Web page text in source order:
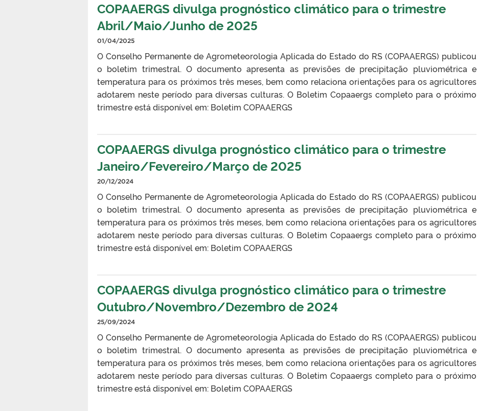
COPAAERGS divulga prognóstico climático para o trimestre
Abril/Maio/Junho de 2025
01/04/2025
O Conselho Permanente de Agrometeorologia Aplicada do Estado do RS (COPAAERGS) publicou
o boletim trimestral. O documento apresenta as previsões de precipitação pluviométrica e
temperatura para os próximos três meses, bem como relaciona orientações para os agricultores
adotarem neste período para diversas culturas. O Boletim Copaaergs completo para o próximo
trimestre está disponível em: Boletim COPAAERGS
COPAAERGS divulga prognóstico climático para o trimestre
Janeiro/Fevereiro/Março de 2025
20/12/2024
O Conselho Permanente de Agrometeorologia Aplicada do Estado do RS (COPAAERGS) publicou
o boletim trimestral. O documento apresenta as previsões de precipitação pluviométrica e
temperatura para os próximos três meses, bem como relaciona orientações para os agricultores
adotarem neste período para diversas culturas. O Boletim Copaaergs completo para o próximo
trimestre está disponível em: Boletim COPAAERGS
COPAAERGS divulga prognóstico climático para o trimestre
Outubro/Novembro/Dezembro de 2024
25/09/2024
O Conselho Permanente de Agrometeorologia Aplicada do Estado do RS (COPAAERGS) publicou
o boletim trimestral. O documento apresenta as previsões de precipitação pluviométrica e
temperatura para os próximos três meses, bem como relaciona orientações para os agricultores
adotarem neste período para diversas culturas. O Boletim Copaaergs completo para o próximo
trimestre está disponível em: Boletim COPAAERGS